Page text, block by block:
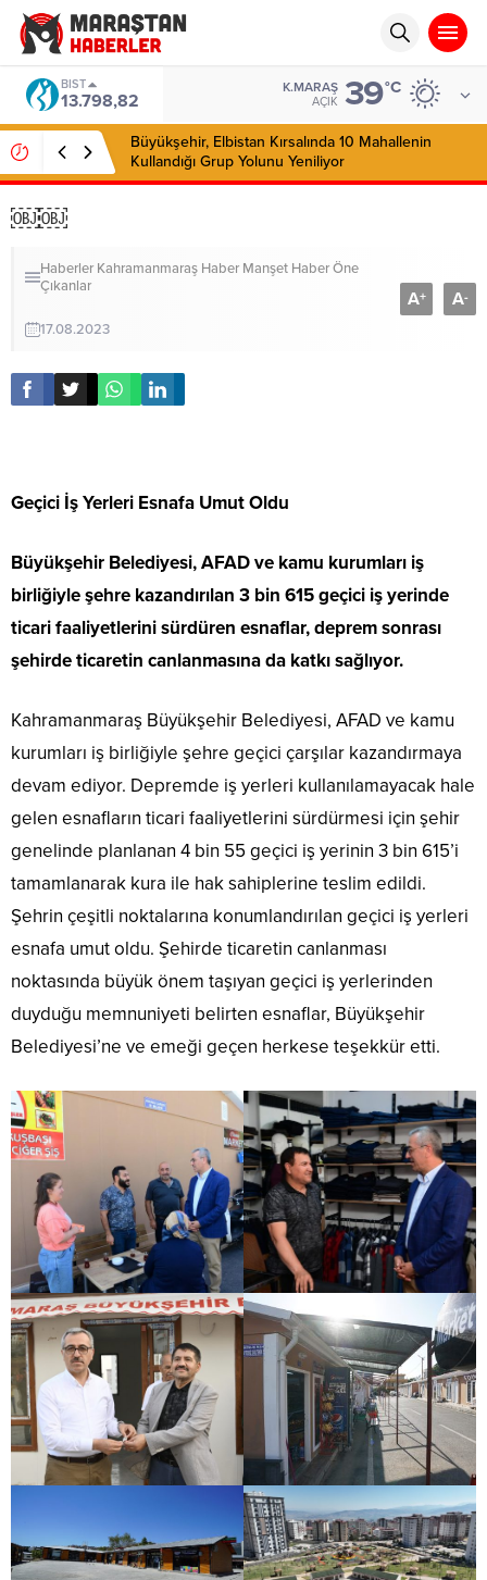
BIST
13.798,82
K.MARAŞ
AÇIK 39°C
Büyükşehir, Elbistan Kırsalında 10 Mahallenin
Kullandığı Grup Yolunu Yeniliyor
￼￼
Haberler Kahramanmaraş Haber Manşet HaberÖne
Çıkanlar
17.08.2023
A+ A-
Geçici İş Yerleri Esnafa Umut Oldu
Büyükşehir Belediyesi, AFAD ve kamu kurumları iş
birliğiyle şehre kazandırılan 3 bin 615 geçici iş yerinde
ticari faaliyetlerini sürdüren esnaflar, deprem sonrası
şehirde ticaretin canlanmasına da katkı sağlıyor.
Kahramanmaraş Büyükşehir Belediyesi, AFAD ve kamu
kurumları iş birliğiyle şehre geçici çarşılar kazandırmaya
devam ediyor. Depremde iş yerleri kullanılamayacak hale
gelen esnafların ticari faaliyetlerini sürdürmesi için şehir
genelinde planlanan 4 bin 55 geçici iş yerinin 3 bin 615’i
tamamlanarak kura ile hak sahiplerine teslim edildi.
Şehrin çeşitli noktalarına konumlandırılan geçici iş yerleri
esnafa umut oldu. Şehirde ticaretin canlanması
noktasında büyük önem taşıyan geçici iş yerlerinden
duyduğu memnuniyeti belirten esnaflar, Büyükşehir
Belediyesi’ne ve emeği geçen herkese teşekkür etti.